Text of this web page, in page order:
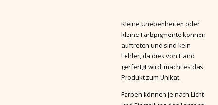
Kleine Unebenheiten oder
kleine Farbpigmente können
auftreten und sind kein
Fehler, da dies von Hand
gerfertgt wird, macht es das
Produkt zum Unikat.
Farben können je nach Licht